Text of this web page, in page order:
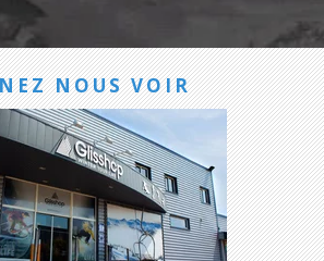
NOUS VOIR